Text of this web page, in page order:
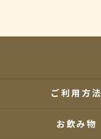
ご利用方法
お飲み物